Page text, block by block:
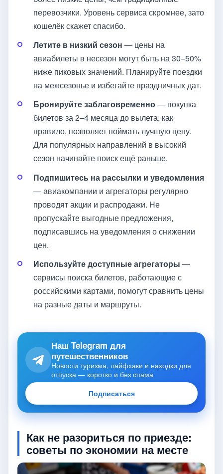
перевозчики. Уровень сервиса скромнее, зато
кошелёк скажет спасибо.
Летите в низкий сезон — цены на
авиабилеты в несезон могут быть на 30–50%
ниже пиковых значений. Планируйте поездки
на межсезонье и избегайте праздничных дат.
Бронируйте заблаговременно— покупка
билетов за 2–4 месяца до вылета, как
правило, позволяет поймать лучшую цену.
Для популярных направлений в высокий
сезон начинайте поиск ещё раньше.
Подпишитесь на рассылки и уведомления
— авиакомпании и агрегаторы регулярно
проводят акции и распродажи. Не
пропускайте выгодные предложения,
подписавшись на уведомления о снижении
цен.
Используйте доступные агрегаторы —
сервисы поиска билетов, работающие с
российскими картами, помогут сравнить цены
на разные даты и маршруты.
Наш Telegram для
путешественников
Новости туризма, лайфхаки и находки для
отпуска — коротко и без спама
Подписаться
Как не разориться по приезде:
советы по экономии на месте